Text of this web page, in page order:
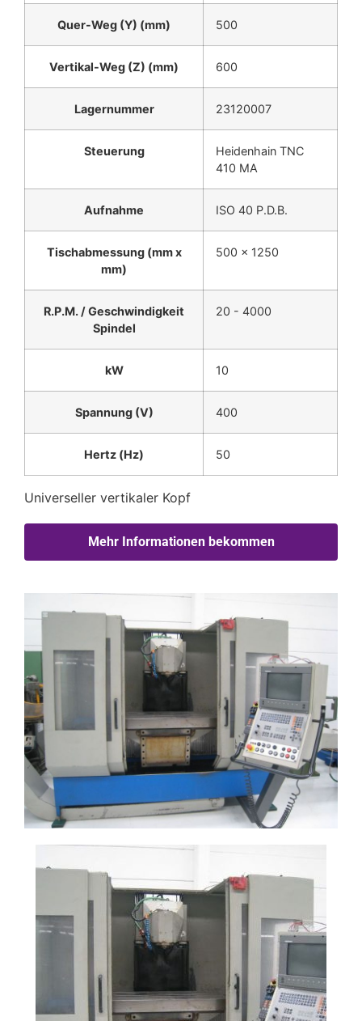
Quer-Weg (Y) (mm) 500
Vertikal-Weg (Z) (mm) 600
Lagernummer 23120007
Steuerung
Heidenhain TNC
410 MA
Aufnahme ISO 40 P.D.B.
Tischabmessung (mm x
mm)
500 x 1250
R.P.M. / Geschwindigkeit
Spindel
20 - 4000
kW 10
Spannung (V) 400
Hertz (Hz) 50
Universeller vertikaler Kopf
Mehr Informationen bekommen